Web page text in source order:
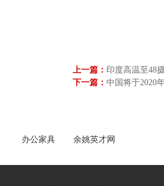
上一篇： 印度高温至48
下一篇： 中国将于2020
办公家具 余姚英才网